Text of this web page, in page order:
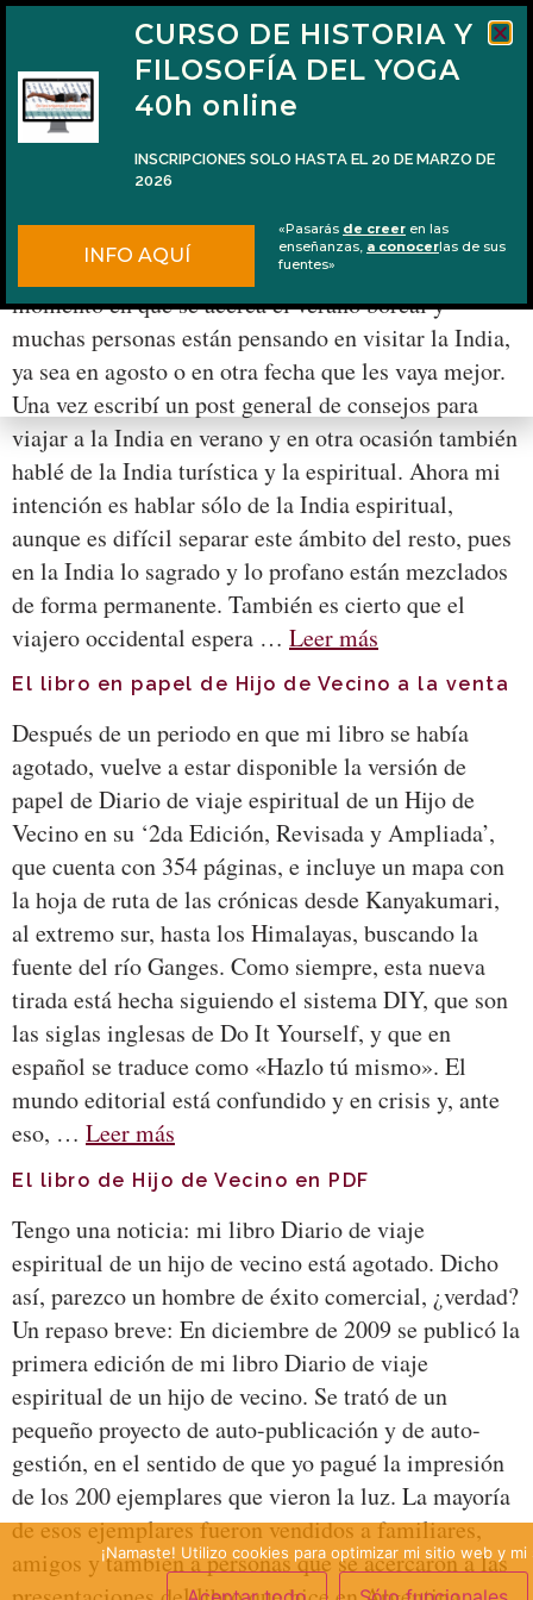
Viajar a la India espiritual
Ya es esa época del año otra vez. Es decir, el
momento en que se acerca el verano boreal y
muchas personas están pensando en visitar la India,
ya sea en agosto o en otra fecha que les vaya mejor.
Una vez escribí un post general de consejos para
viajar a la India en verano y en otra ocasión también
hablé de la India turística y la espiritual. Ahora mi
intención es hablar sólo de la India espiritual,
aunque es difícil separar este ámbito del resto, pues
en la India lo sagrado y lo profano están mezclados
de forma permanente. También es cierto que el
viajero occidental espera … Leer más
El libro en papel de Hijo de Vecino a la venta
Después de un periodo en que mi libro se había
agotado, vuelve a estar disponible la versión de
papel de Diario de viaje espiritual de un Hijo de
Vecino en su ‘2da Edición, Revisada y Ampliada’,
que cuenta con 354 páginas, e incluye un mapa con
la hoja de ruta de las crónicas desde Kanyakumari,
al extremo sur, hasta los Himalayas, buscando la
fuente del río Ganges. Como siempre, esta nueva
tirada está hecha siguiendo el sistema DIY, que son
las siglas inglesas de Do It Yourself, y que en
español se traduce como «Hazlo tú mismo». El
mundo editorial está confundido y en crisis y, ante
eso, … Leer más
El libro de Hijo de Vecino en PDF
Tengo una noticia: mi libro Diario de viaje
espiritual de un hijo de vecino está agotado. Dicho
así, parezco un hombre de éxito comercial, ¿verdad?
Un repaso breve: En diciembre de 2009 se publicó la
primera edición de mi libro Diario de viaje
espiritual de un hijo de vecino. Se trató de un
pequeño proyecto de auto-publicación y de auto-
gestión, en el sentido de que yo pagué la impresión
de los 200 ejemplares que vieron la luz. La mayoría
de esos ejemplares fueron vendidos a familiares,
amigos y también a personas que se acercaron a las
¡Namaste! Utilizo cookies para optimizar mi sitio web y mi
CURSO DE HISTORIA Y
FILOSOFÍA DEL YOGA
40h online
INSCRIPCIONES SOLO HASTA EL 20 DE MARZO DE
2026
INFO AQUÍ
«Pasarás de creer en las
enseñanzas, a conocerlas de sus
fuentes»